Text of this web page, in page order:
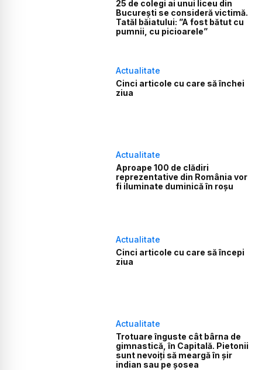
25 de colegi ai unui liceu din
București se consideră victimă.
Tatăl băiatului: ”A fost bătut cu
pumnii, cu picioarele”
Actualitate
Cinci articole cu care să închei
ziua
Actualitate
Aproape 100 de clădiri
reprezentative din România vor
fi iluminate duminică în roşu
Actualitate
Cinci articole cu care să începi
ziua
Actualitate
Trotuare înguste cât bârna de
gimnastică, în Capitală. Pietonii
sunt nevoiți să meargă în șir
indian sau pe șosea